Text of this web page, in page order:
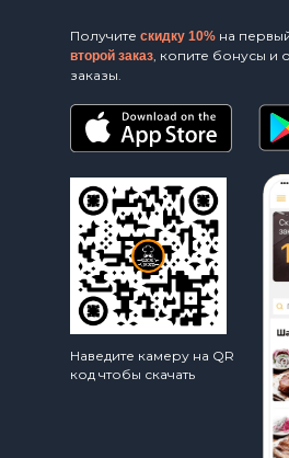
Получите скидку 10% на
второй заказ , копите бонусы и
заказы.
Наведите камеру на QR
код чтобы скачать